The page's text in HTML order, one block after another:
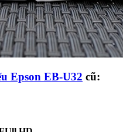
Epson EB-U32 cũ: